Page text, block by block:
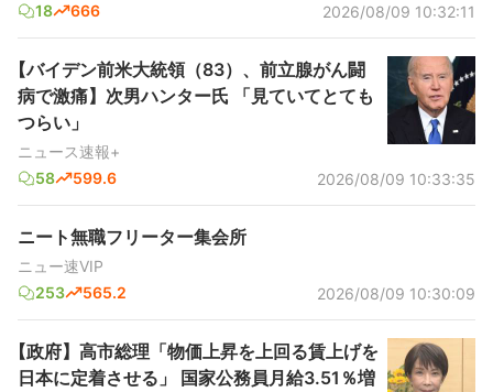
18
666 2026/08/09 10:32:11
【バイデン前米大統領（83）、前立腺がん闘
病で激痛】次男ハンター氏 「見ていてとても
つらい」
ニュース速報+
58
599.6 2026/08/09 10:33:35
ニート無職フリーター集会所
ニュー速VIP
253
565.2 2026/08/09 10:30:09
【政府】高市総理「物価上昇を上回る賃上げを
日本に定着させる」 国家公務員月給3.51％増